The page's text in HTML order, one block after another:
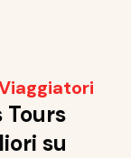
Tours
su